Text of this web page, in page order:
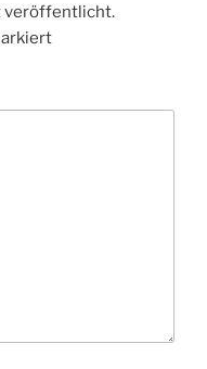
veröffentlicht.